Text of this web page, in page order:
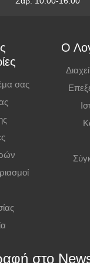
ακυρώνεται.
για αγορές από το
σας
Ο
στο